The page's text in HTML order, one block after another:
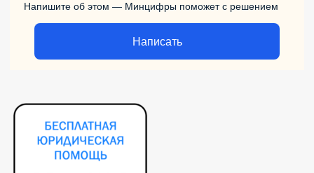
Напишите об этом — Минцифры поможет с решением
Написать